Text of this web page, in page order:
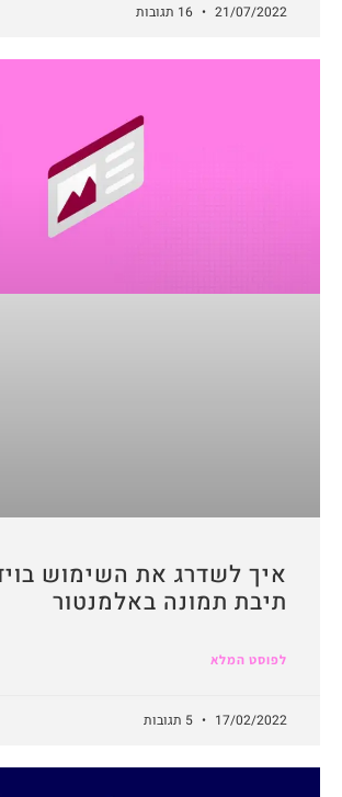
21/07/2022
איך לשדרג את השימוש
תיבת תמונה באלמנטור
לפוסט המלא
17/02/2022